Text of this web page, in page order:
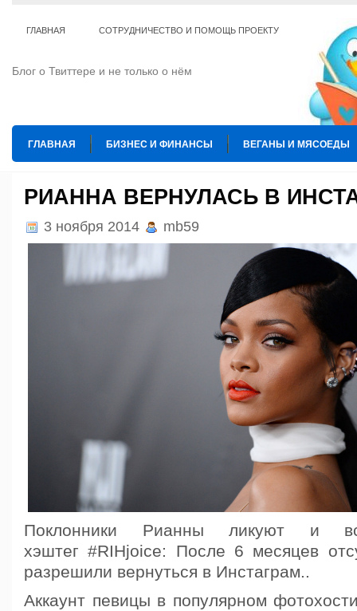
ГЛАВНАЯ СОТРУДНИЧЕСТВО И ПОМОЩЬ ПРОЕКТУ
Блог о Твиттере и не только о нём
ГЛАВНАЯ БИЗНЕС И ФИНАНСЫ ВЕГАНЫ И МЯСОЕДЫ
РИАННА ВЕРНУЛАСЬ В
3 ноября 2014 mb59
Поклонники Рианны ликуют и
хэштег #RIHjoice: После 6 месяцев
разрешили вернуться в Инстаграм..
Аккаунт певицы в популярном